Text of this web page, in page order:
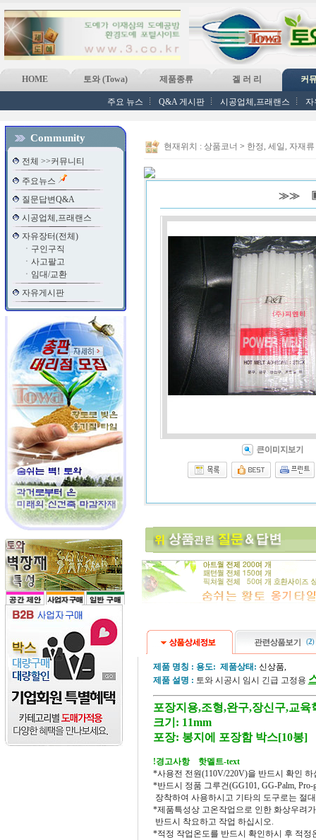
HOME 토와 (Towa) 제품종류 겔 러 리 커
주요 뉴스 Q&A 게시판 시공업체,프래랜스
Community
전체 >>커뮤니티
주요뉴스
질문답변Q&A
시공업체,프래랜스
자유장터(전체)
ㆍ 구인구직
ㆍ 사고팔고
ㆍ 임대/교환
자유게시판
현재위치 : 상품코너 > 한정, 세일, 자재류
≫≫ ▣핫
(2)
제품 명칭 : 용도: 제품상태: 신상품,
제품 설명 : 토와 시공시 임시 긴급 고정용
포장지용,조형,완구,장신구,교육
크기: 11mm
포장: 봉지에 포장함 박스[10봉]
!경고사항 핫멜트-text
*사용전 전원(110V/220V)을 반드시 확인 하
*반드시 정품 그루건(GG101, GG-Palm, Pro-
장착하여 사용하시고 기타의 도구로는 절
*제품특성상 고온작업으로 인한 화상우려
반드시 착요하고 작업 하십시오.
*적정 작업온도를 반드시 확인하시 후 적